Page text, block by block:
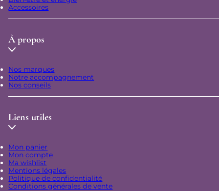
Accessoires
À propos
Nos marques
Notre accompagnement
Nos conseils
Liens utiles
Mon panier
Mon compte
Ma wishlist
Mentions légales
Politique de confidentialité
Conditions générales de vente